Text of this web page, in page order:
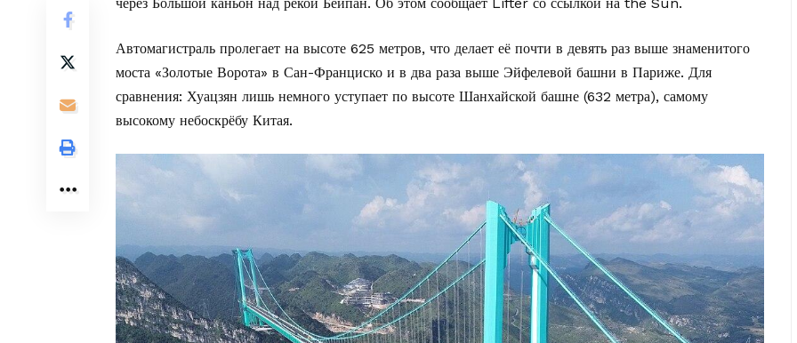
Автомагистраль пролегает на высоте 625 метров, что делает её почти в девять раз выше знаменитого
моста «Золотые Ворота» в Сан-Франциско и в два раза выше Эйфелевой башни в Париже. Для
сравнения: Хуацзян лишь немного уступает по высоте Шанхайской башне (632 метра), самому
высокому небоскрёбу Китая.